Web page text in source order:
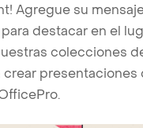
Agregue su
destacar en el
colecciones
crear